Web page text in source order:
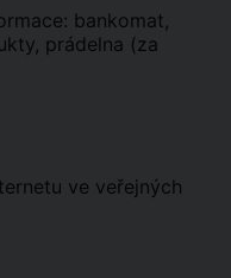
bankomat,
prádelna (za
ve veřejných